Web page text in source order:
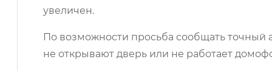
увеличен.
По возможности просьба сообщать точный
не открывают дверь или не работает